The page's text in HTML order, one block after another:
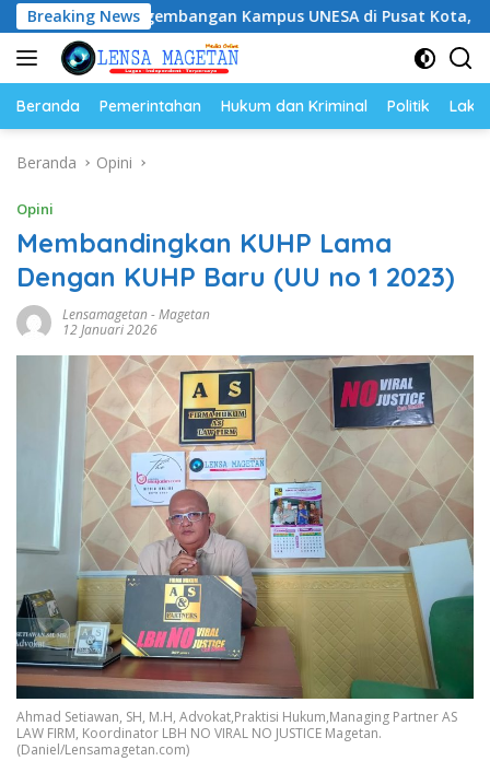
Langsung
ke
konten
Breaking NewsKampus UNESA di Pusat Kota, Riyono Caping:
Beranda Pemerintahan Hukum dan Kriminal Politik
Beranda Opini
Opini
Membandingkan KUHP Lama
Dengan KUHP Baru (UU no 1 2023)
Lensamagetan-Magetan
12 Januari 2026
Ahmad Setiawan, SH, M.H, Advokat,Praktisi Hukum,Managing Partner AS
LAW FIRM, Koordinator LBH NO VIRAL NO JUSTICE Magetan.
(Daniel/Lensamagetan.com)